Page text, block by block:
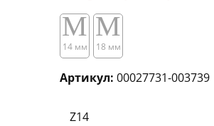
M
14 мм
M
18 мм
Артикул: 00027731-003739
Z14